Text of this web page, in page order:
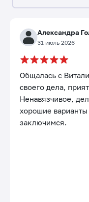
Александра
31 июль 2026
Общалась с
своего дела,
Ненавязчивое,
хорошие
заключимся.